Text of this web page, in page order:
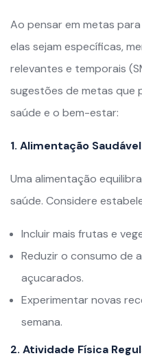
Ao pensar em metas
elas sejam específicas,
relevantes e temporais
sugestões de metas que
saúde e o bem-estar:
1. Alimentação Saudável
Uma alimentação
saúde. Considere
Incluir mais frutas e
Reduzir o consumo de
açucarados.
Experimentar novas
semana.
2. Atividade Física